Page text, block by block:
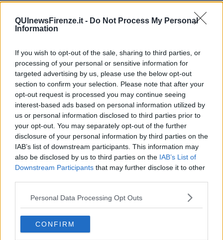
QUInewsFirenze.it - Do Not Process My Personal
Information
If you wish to opt-out of the sale, sharing to third parties, or
processing of your personal or sensitive information for
targeted advertising by us, please use the below opt-out
section to confirm your selection. Please note that after your
opt-out request is processed you may continue seeing
interest-based ads based on personal information utilized by
us or personal information disclosed to third parties prior to
your opt-out. You may separately opt-out of the further
disclosure of your personal information by third parties on the
IAB’s list of downstream participants. This information may
also be disclosed by us to third parties on the IAB’s List of
Downstream Participants that may further disclose it to other
Personal Data Processing Opt Outs
CONFIRM
Questo il risultato dell'anno orribile della pandemialamentato
dalla delegazione degli imprenditori toscani del gruppo Tutela
nazionale imprese Ristoratori Toscana che stamani ha incontrato a
regionali Lorenzo Masi dei 5 stelle, Fausto Merlotti del Pd, Marco
Stella di Forza Italia ed Elisa Tozzi della Lega.
Anche dalla Toscana i ristoratori si preparano a marciare su Roma
per la manifestazione e il presidio che si terrà in piazza
Montecitorio il22 febbraio prossimo(vedi articolo sotto) con
rappresentanze in partenza da Firenze, Grosseto, Arezzo, Pistoia,
Livorno, ma anche da Volterra, Ancona, Foggia, Genova, Verona,
Milano, Pescara.
richieste
, su cui hanno chiesto al presidente
Giani supporto fattivo presso il governo, è chiara e si snoda dal
pagamento immediato del bonus filiera e l'erogazione dei ristori
quinquies a una revisione del sistema a colori e l'annullamento
delle tasse relative al ‪2020-2021‬. “Le nostre imprese stanno
morendo, chiediamo a chi di dovere di fare qualcosa prima che sia
troppo tardi”, ha auspicato il portavoce